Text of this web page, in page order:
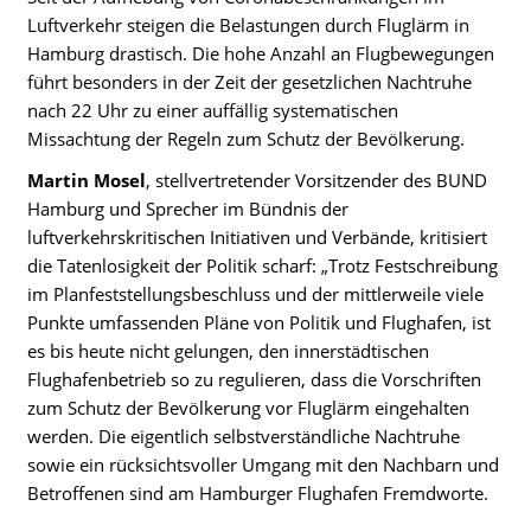
Luftverkehr steigen die Belastungen durch Fluglärm in
Hamburg drastisch. Die hohe Anzahl an Flugbewegungen
führt besonders in der Zeit der gesetzlichen Nachtruhe
nach 22 Uhr zu einer auffällig systematischen
Missachtung der Regeln zum Schutz der Bevölkerung.
Martin Mosel, stellvertretender Vorsitzender des BUND
Hamburg und Sprecher im Bündnis der
luftverkehrskritischen Initiativen und Verbände, kritisiert
die Tatenlosigkeit der Politik scharf: „Trotz Festschreibung
im Planfeststellungsbeschluss und der mittlerweile viele
Punkte umfassenden Pläne von Politik und Flughafen, ist
es bis heute nicht gelungen, den innerstädtischen
Flughafenbetrieb so zu regulieren, dass die Vorschriften
zum Schutz der Bevölkerung vor Fluglärm eingehalten
werden. Die eigentlich selbstverständliche Nachtruhe
sowie ein rücksichtsvoller Umgang mit den Nachbarn und
Betroffenen sind am Hamburger Flughafen Fremdworte.